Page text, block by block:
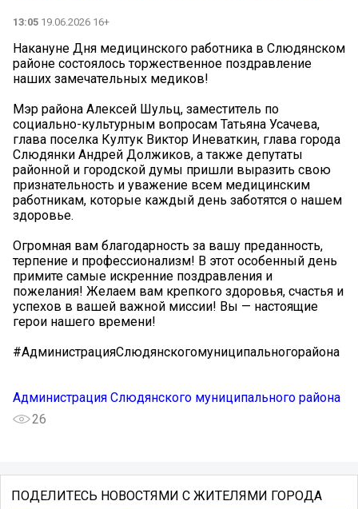
13:05 19.06.2026 16+
Накануне Дня медицинского работника в Слюдянском
районе состоялось торжественное поздравление
наших замечательных медиков!
Мэр района Алексей Шульц, заместитель по
социально-культурным вопросам Татьяна Усачева,
глава поселка Култук Виктор Иневаткин, глава города
Слюдянки Андрей Должиков, а также депутаты
районной и городской думы пришли выразить свою
признательность и уважение всем медицинским
работникам, которые каждый день заботятся о нашем
здоровье.
Огромная вам благодарность за вашу преданность,
терпение и профессионализм! В этот особенный день
примите самые искренние поздравления и
пожелания! Желаем вам крепкого здоровья, счастья и
успехов в вашей важной миссии! Вы — настоящие
герои нашего времени!
#АдминистрацияСлюдянскогомуниципальногорайона
Администрация Слюдянского муниципального района
26
ПОДЕЛИТЕСЬ НОВОСТЯМИ С ЖИТЕЛЯМИ ГОРОДА